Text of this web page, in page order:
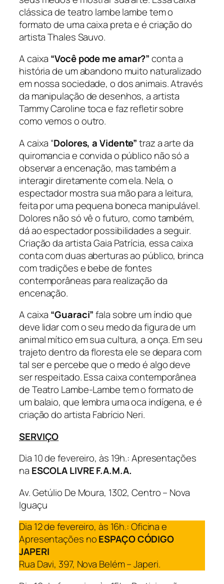
clássica de teatro lambe lambe tem o
formato de uma caixa preta e é criação do
artista Thales Sauvo.
A caixa “Você pode me amar?”conta a
história de um abandono muito naturalizado
em nossa sociedade, o dos animais. Através
da manipulação de desenhos, a artista
Tammy Caroline toca e faz refletir sobre
como vemos o outro.
A caixa “Dolores, a Vidente”traz a arte da
quiromancia e convida o público não só a
observar a encenação, mas também a
interagir diretamente com ela. Nela, o
espectador mostra sua mão para a leitura,
feita por uma pequena boneca manipulável.
Dolores não só vê o futuro, como também,
dá ao espectador possibilidades a seguir.
Criação da artista Gaia Patrícia, essa caixa
conta com duas aberturas ao público, brinca
com tradições e bebe de fontes
contemporâneas para realização da
encenação.
A caixa “Guaraci”fala sobre um índio que
deve lidar com o seu medo da figura de um
animal mítico em sua cultura, a onça. Em seu
trajeto dentro da floresta ele se depara com
tal ser e percebe que o medo é algo deve
ser respeitado. Essa caixa contemporânea
de Teatro Lambe-Lambe tem o formato de
um balaio, que lembra uma oca indígena, e é
criação do artista Fabrício Neri.
SERVIÇO
Dia 10 de fevereiro, às 19h.: Apresentações
na ESCOLA LIVRE F.A.M.A.
Av. Getúlio De Moura, 1302, Centro – Nova
Iguaçu
Dia 12 de fevereiro, às 16h.: Oficina e
Apresentações noESPAÇO CÓDIGO
JAPERI
Rua Davi, 397, Nova Belém – Japeri.